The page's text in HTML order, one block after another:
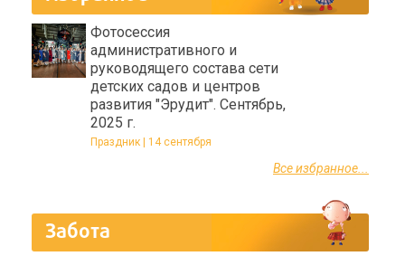
Фотосессия
административного и
руководящего состава сети
детских садов и центров
развития "Эрудит". Сентябрь,
2025 г.
Праздник | 14 сентября
Все избранное...
Забота